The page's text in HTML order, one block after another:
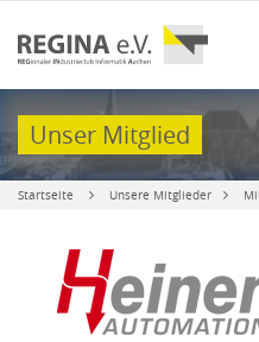
Unser Mitglied
Startseite Unsere Mitglieder